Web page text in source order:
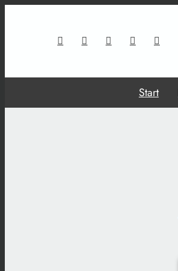
Start